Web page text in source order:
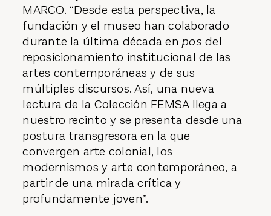
MARCO. “Desde esta perspectiva, la
fundación y el museo han colaborado
durante la última década enpos del
reposicionamiento institucional de las
artes contemporáneas y de sus
múltiples discursos. Así, una nueva
lectura de la Colección FEMSA llega a
nuestro recinto y se presenta desde una
postura transgresora en la que
convergen arte colonial, los
modernismos y arte contemporáneo, a
partir de una mirada crítica y
profundamente joven”.